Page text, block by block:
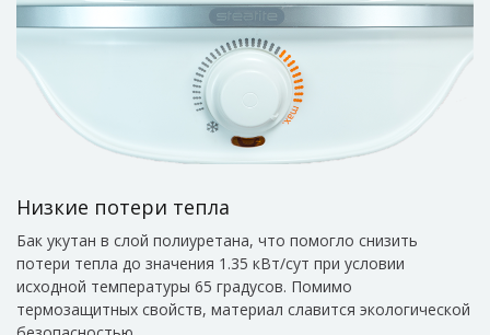
Низкие потери тепла
Бак укутан в слой полиуретана, что помогло снизить
потери тепла до значения 1.35 кВт/сут при условии
исходной температуры 65 градусов. Помимо
термозащитных свойств, материал славится экологической